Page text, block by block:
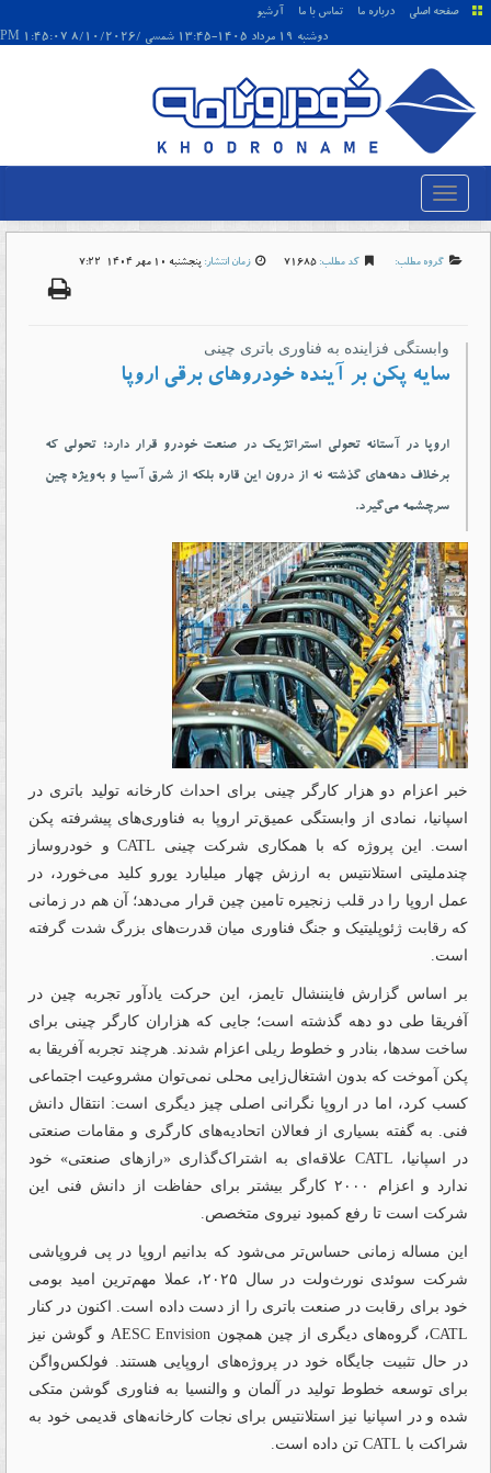
صفحه اصلی درباره ما تماس با ما
آرشیو
دوشنبه 19 مرداد 1405-13:45 شمسی /8/10/2026 1:45:07 PM
گروه مطلب: کد مطلب: 71685 زمان انتشار: پنجشنبه 10 مهر 1404-7:22
وابستگی فزاینده به فناوری باتری چینی
سایه پکن بر آینده خودروهای برقی اروپا
اروپا در آستانه تحولی استراتژیک در صنعت خودرو قرار دارد؛ تحولی که
برخلاف دهه‌های گذشته نه از درون این قاره بلکه از شرق آسیا و به‌ویژه چین
سرچشمه می‌گیرد.
خبر اعزام دو هزار کارگر چینی برای احداث کارخانه تولید باتری در
اسپانیا، نمادی از وابستگی عمیق‌تر اروپا به فناوری‌های پیشرفته پکن
است. این پروژه که با همکاری شرکت چینی CATL و خودروساز
چندملیتی استلانتیس به ارزش چهار ‌میلیارد یورو کلید می‌خورد، در
عمل اروپا را در قلب زنجیره تامین چین قرار می‌دهد؛ آن هم در زمانی
که رقابت ژئوپلیتیک و جنگ فناوری میان قدرت‌های بزرگ شدت گرفته
است.
بر اساس گزارش فایننشال تایمز، این حرکت یادآور تجربه چین در
آفریقا طی دو دهه گذشته است؛ جایی که هزاران کارگر چینی برای
ساخت سدها، بنادر و خطوط ریلی اعزام شدند. هرچند تجربه آفریقا به
پکن آموخت که بدون اشتغال‌زایی محلی نمی‌توان مشروعیت اجتماعی
کسب کرد، اما در اروپا نگرانی اصلی چیز دیگری است: انتقال دانش
فنی. به گفته بسیاری از فعالان اتحادیه‌های کارگری و مقامات صنعتی
در اسپانیا، CATL علاقه‌ای به اشتراک‌گذاری «رازهای صنعتی» خود
ندارد و اعزام ۲۰۰۰ کارگر بیشتر برای حفاظت از دانش فنی این
شرکت است تا رفع کمبود نیروی متخصص.
این مساله زمانی حساس‌تر می‌شود که بدانیم اروپا در پی فروپاشی
شرکت سوئدی نورث‌ولت در سال ۲۰۲۵، عملا مهم‌ترین امید بومی
خود برای رقابت در صنعت باتری را از دست داده است. اکنون در کنار
CATL، گروه‌های دیگری از چین همچون AESC Envision و گوشن نیز
در حال تثبیت جایگاه خود در پروژه‌های اروپایی هستند. فولکس‌واگن
برای توسعه خطوط تولید در آلمان و والنسیا به فناوری گوشن متکی
شده و در اسپانیا نیز استلانتیس برای نجات کارخانه‌های قدیمی خود به
شراکت با CATL تن داده است.